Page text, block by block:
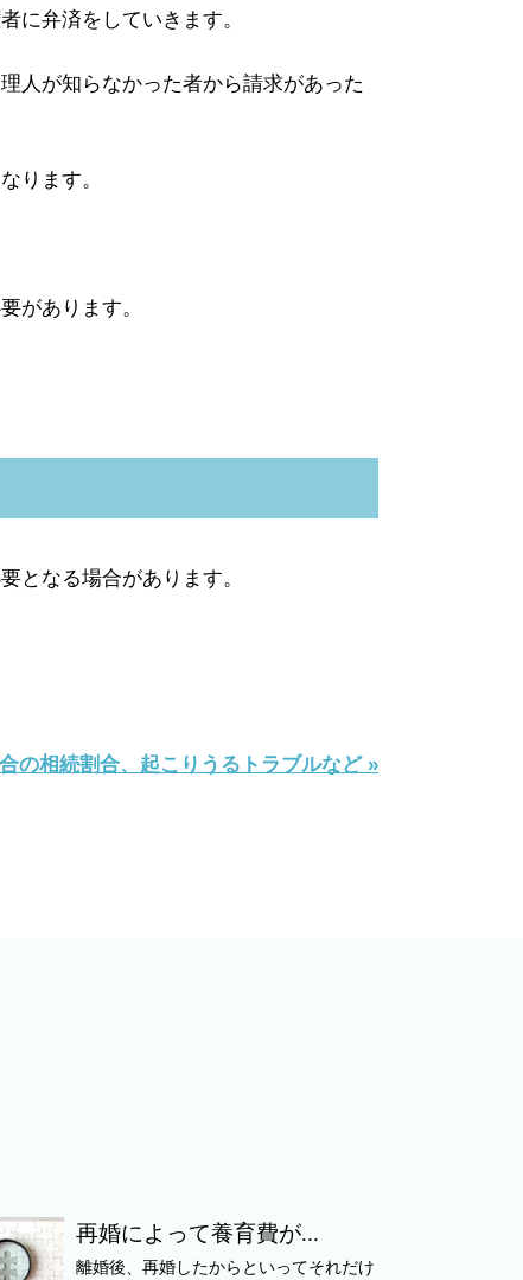
に弁済をしていきます。
人が知らなかった者から請求があった
ります。
があります。
となる場合があります。
の相続割合、起こりうるトラブルなど »
再婚によって養育費が...
離婚後、再婚したからといってそれだけ